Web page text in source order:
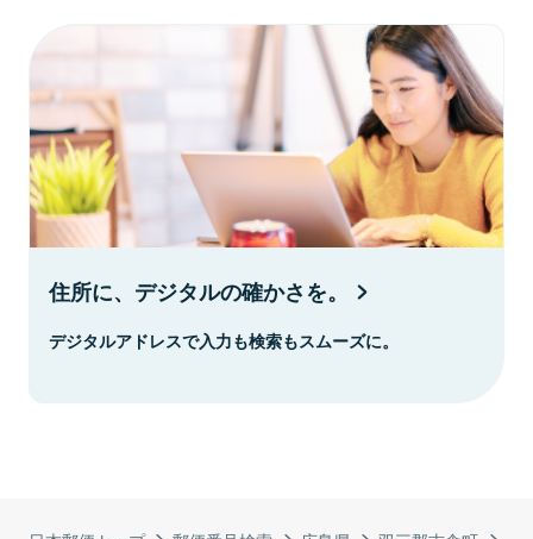
住所に、デジタルの確かさを。
デジタルアドレスで入力も検索もスムーズに。